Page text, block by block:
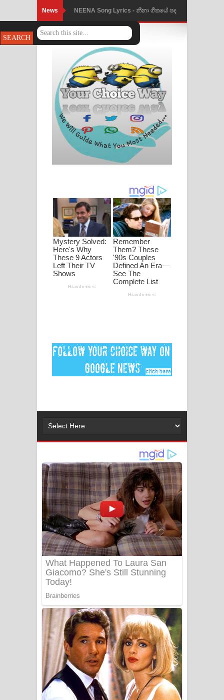
News NEENA Song Lyrics - නීනා ගීතයේ පද
පෙළ
Ahimi Wimai Himi Song Lyrics - අහිමි
විමයි හිමි ගීතයේ පද පෙළ
Mathaka Parana Song Lyrics - මතක
පාරනා ගීතයේ පද පෙළ
Nimnadhen Song Lyrics - නිම්නාදෙන්
ගීතයේ පද පෙළ
ඔබමයි මගේ ආදරේ ගීතයේ පද පෙළ
Pansal Gihin Song Lyrics - පන්සල් ගිහිං
ගීතයේ පද පෙළ
Ankeliya Song Lyrics - අංකෙළිය ගීතයේ
පද පෙළ
MANAMALA KATHA Song Lyrics -
මනමාල කතා ගීතයේ පද පෙළ
2026 football world cup song lyrics
Gemak Deela Song Lyrics - ගේමක් දීලා
ගීතයේ පද පෙළ
Niwuna Numba Hinda Song Lyrics -
නිවුනා නුඹ හින්දා ගීතයේ පද පෙළ
Numba Dun Aadare Song Lyrics - නුඹ
Liyamuda Dan Anagathe Song Lyrics
- ලියමුද දැන් අනාගතේ ගීතයේ පද පෙළ
Doni Song Lyrics - දෝණි ගීතයේ පද
පෙළ
Benthara Palame Song Lyrics -